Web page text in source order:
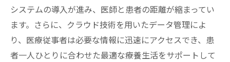
システムの導入が進み、医師と患者の距離が縮まってい
ます。さらに、クラウド技術を用いたデータ管理によ
り、医療従事者は必要な情報に迅速にアクセスでき、患
者一人ひとりに合わせた最適な療養生活をサポートして